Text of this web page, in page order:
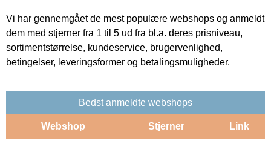
Vi har gennemgået de mest populære webshops og anmeldt
dem med stjerner fra 1 til 5 ud fra bl.a. deres prisniveau,
sortimentstørrelse, kundeservice, brugervenlighed,
betingelser, leveringsformer og betalingsmuligheder.
Bedst anmeldte webshops
Webshop Stjerner Link